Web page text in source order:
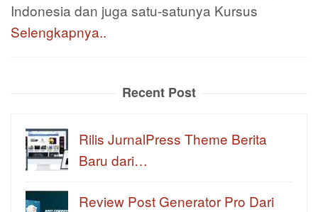
Indonesia dan juga satu-satunya Kursus
Selengkapnya..
Recent Post
Rilis JurnalPress Theme Berita
Baru dari…
Review Post Generator Pro Dari